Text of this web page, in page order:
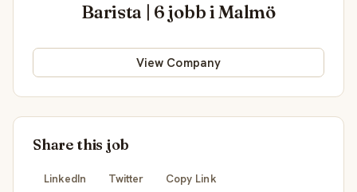
Barista | 6 jobb i Malmö
View Company
Share this job
LinkedIn Twitter Copy Link